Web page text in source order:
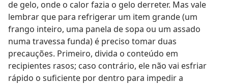
de gelo, onde o calor fazia o gelo derreter. Mas vale
lembrar que para refrigerar um item grande (um
frango inteiro, uma panela de sopa ou um assado
numa travessa funda) é preciso tomar duas
precauções. Primeiro, divida o conteúdo em
recipientes rasos; caso contrário, ele não vai esfriar
rápido o suficiente por dentro para impedir a